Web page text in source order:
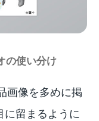
の使い分け
画像を多めに掲
留まるように